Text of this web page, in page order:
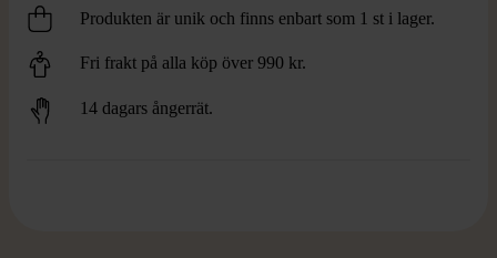
Produkten är unik och finns enbart som 1 st i lager.
Fri frakt på alla köp över 990 kr.
14 dagars ångerrät.